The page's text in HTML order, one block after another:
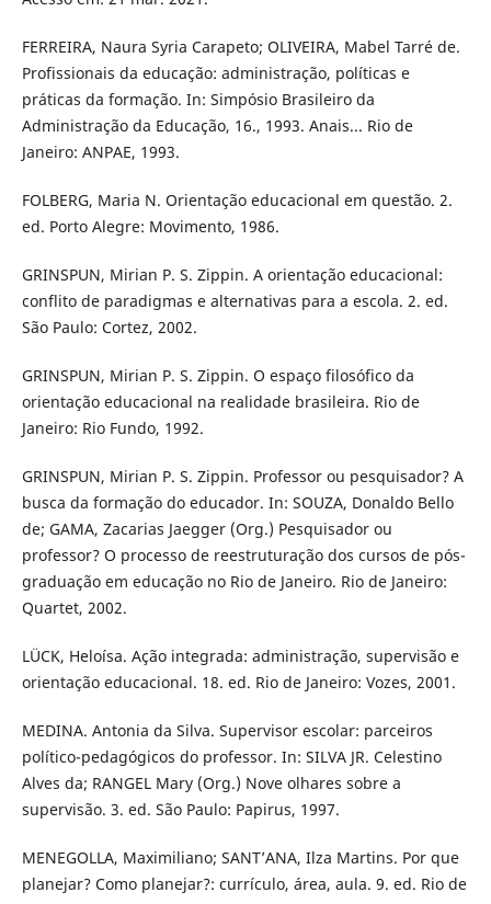
FERREIRA, Naura Syria Carapeto; OLIVEIRA, Mabel Tarré de.
Profissionais da educação: administração, políticas e
práticas da formação. In: Simpósio Brasileiro da
Administração da Educação, 16., 1993. Anais... Rio de
Janeiro: ANPAE, 1993.
FOLBERG, Maria N. Orientação educacional em questão. 2.
ed. Porto Alegre: Movimento, 1986.
GRINSPUN, Mirian P. S. Zippin. A orientação educacional:
conflito de paradigmas e alternativas para a escola. 2. ed.
São Paulo: Cortez, 2002.
GRINSPUN, Mirian P. S. Zippin. O espaço filosófico da
orientação educacional na realidade brasileira. Rio de
Janeiro: Rio Fundo, 1992.
GRINSPUN, Mirian P. S. Zippin. Professor ou pesquisador? A
busca da formação do educador. In: SOUZA, Donaldo Bello
de; GAMA, Zacarias Jaegger (Org.) Pesquisador ou
professor? O processo de reestruturação dos cursos de pós-
graduação em educação no Rio de Janeiro. Rio de Janeiro:
Quartet, 2002.
LÜCK, Heloísa. Ação integrada: administração, supervisão e
orientação educacional. 18. ed. Rio de Janeiro: Vozes, 2001.
MEDINA. Antonia da Silva. Supervisor escolar: parceiros
político-pedagógicos do professor. In: SILVA JR. Celestino
Alves da; RANGEL Mary (Org.) Nove olhares sobre a
supervisão. 3. ed. São Paulo: Papirus, 1997.
MENEGOLLA, Maximiliano; SANT’ANA, Ilza Martins. Por que
planejar? Como planejar?: currículo, área, aula. 9. ed. Rio de